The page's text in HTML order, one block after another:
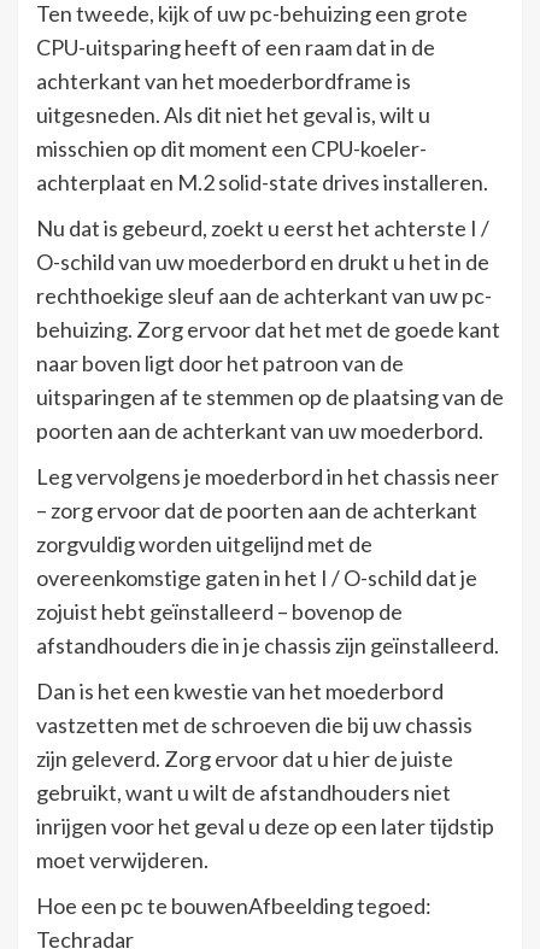
Ten tweede, kijk of uw pc-behuizing een grote
CPU-uitsparing heeft of een raam dat in de
achterkant van het moederbordframe is
uitgesneden. Als dit niet het geval is, wilt u
misschien op dit moment een CPU-koeler-
achterplaat en M.2 solid-state drives installeren.
Nu dat is gebeurd, zoekt u eerst het achterste I /
O-schild van uw moederbord en drukt u het in de
rechthoekige sleuf aan de achterkant van uw pc-
behuizing. Zorg ervoor dat het met de goede kant
naar boven ligt door het patroon van de
uitsparingen af ​​te stemmen op de plaatsing van de
poorten aan de achterkant van uw moederbord.
Leg vervolgens je moederbord in het chassis neer
– zorg ervoor dat de poorten aan de achterkant
zorgvuldig worden uitgelijnd met de
overeenkomstige gaten in het I / O-schild dat je
zojuist hebt geïnstalleerd – bovenop de
afstandhouders die in je chassis zijn geïnstalleerd.
Dan is het een kwestie van het moederbord
vastzetten met de schroeven die bij uw chassis
zijn geleverd. Zorg ervoor dat u hier de juiste
gebruikt, want u wilt de afstandhouders niet
inrijgen voor het geval u deze op een later tijdstip
moet verwijderen.
Hoe een pc te bouwenAfbeelding tegoed:
Techradar